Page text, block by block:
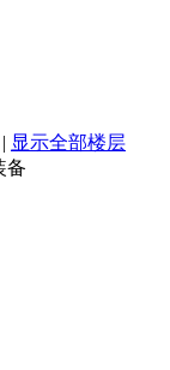
| 显示全部楼层
备